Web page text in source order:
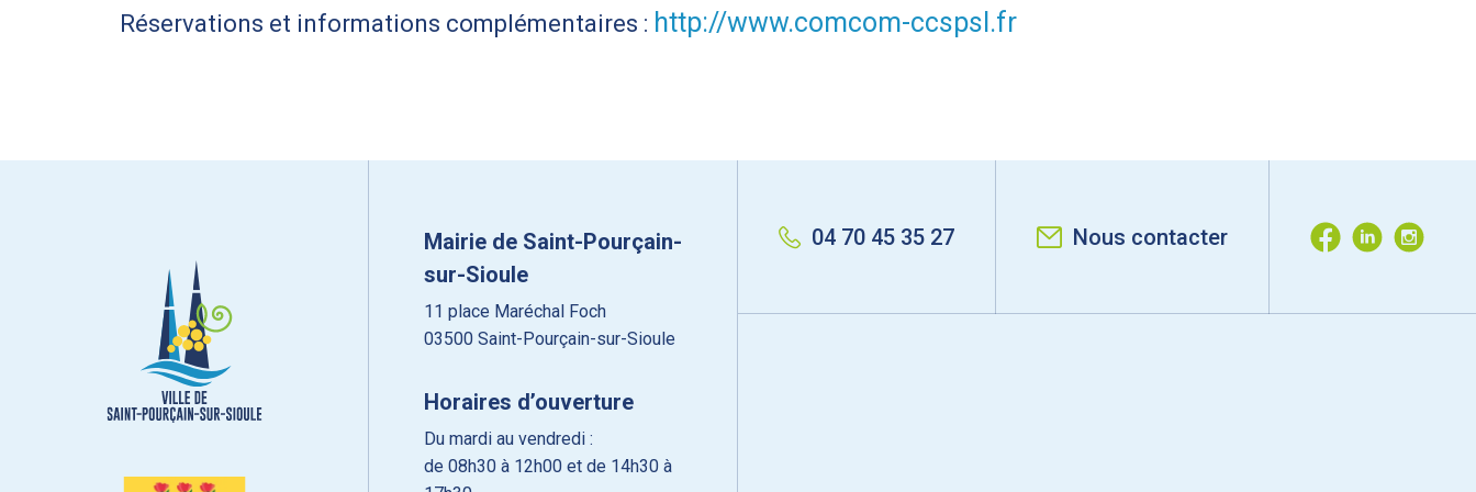
Réservations et informations complémentaires : http://www.comcom-ccspsl.fr
Mairie de Saint-Pourçain-
sur-Sioule
11 place Maréchal Foch
03500 Saint-Pourçain-sur-Sioule
Horaires d’ouverture
Du mardi au vendredi :
de 08h30 à 12h00 et de 14h30 à
04 70 45 35 27 Nous contacter